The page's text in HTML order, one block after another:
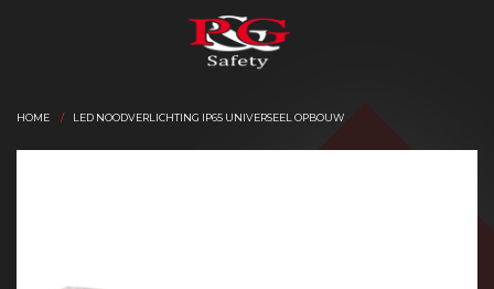
HOME LED NOODVERLICHTING IP65 UNIVERSEEL OPBOUW